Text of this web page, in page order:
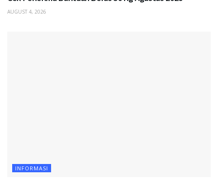
AUGUST 4, 2026
INFORMASI